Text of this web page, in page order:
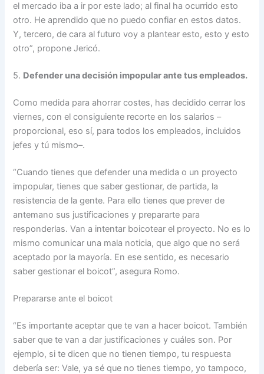
el mercado iba a ir por este lado; al final ha ocurrido esto
otro. He aprendido que no puedo confiar en estos datos.
Y, tercero, de cara al futuro voy a plantear esto, esto y esto
otro”, propone Jericó.
5. Defender una decisión impopular ante tus empleados.
Como medida para ahorrar costes, has decidido cerrar los
viernes, con el consiguiente recorte en los salarios –
proporcional, eso sí, para todos los empleados, incluidos
jefes y tú mismo–.
“Cuando tienes que defender una medida o un proyecto
impopular, tienes que saber gestionar, de partida, la
resistencia de la gente. Para ello tienes que prever de
antemano sus justificaciones y prepararte para
responderlas. Van a intentar boicotear el proyecto. No es lo
mismo comunicar una mala noticia, que algo que no será
aceptado por la mayoría. En ese sentido, es necesario
saber gestionar el boicot”, asegura Romo.
Prepararse ante el boicot
“Es importante aceptar que te van a hacer boicot. También
saber que te van a dar justificaciones y cuáles son. Por
ejemplo, si te dicen que no tienen tiempo, tu respuesta
debería ser: Vale, ya sé que no tienes tiempo, yo tampoco,